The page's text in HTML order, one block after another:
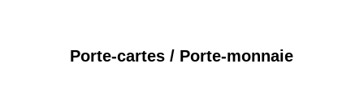
Porte-cartes / Porte-monnaie